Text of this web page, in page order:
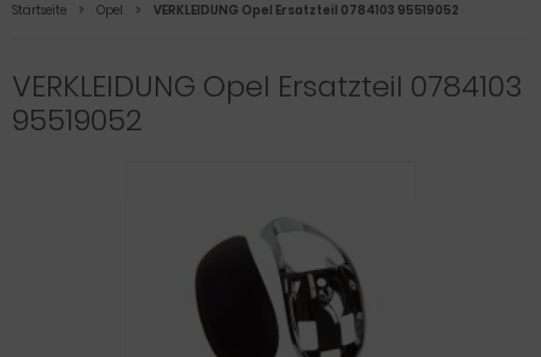
Startseite Opel VERKLEIDUNG Opel Ersatzteil 0784103 95519052
VERKLEIDUNG Opel Ersatzteil 0784103
95519052